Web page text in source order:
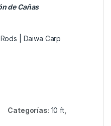
de Cañas
| Daiwa Carp
Categorías: 10 ft,